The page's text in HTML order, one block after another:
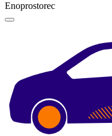
Enoprostorec